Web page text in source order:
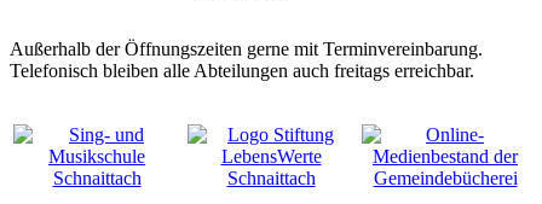
Außerhalb der Öffnungszeiten gerne mit Terminvereinbarung.
Telefonisch bleiben alle Abteilungen auch freitags erreichbar.